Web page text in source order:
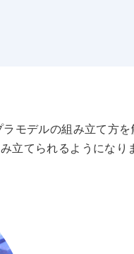
モデルの組み立て方を
立てられるようになり